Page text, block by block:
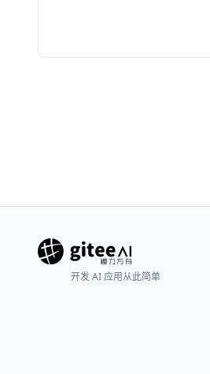
开发 AI 应用从此简单